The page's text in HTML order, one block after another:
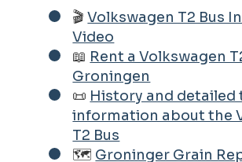
🎬Volkswagen T2 Bus
Video
📖 Rent a Volkswagen
Groningen
📜 History and detailed
information about the
T2 Bus
🗺️ Groninger Grain